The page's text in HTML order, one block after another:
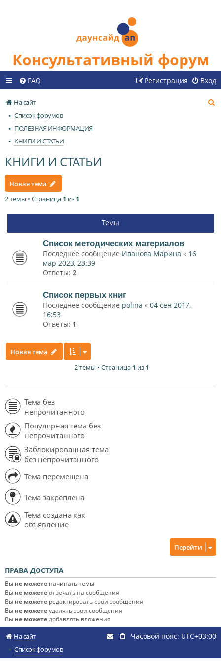
Консультативный форум
FAQ Вход
Регистрация
На сайт
Список форумов
ПОЛЕЗНАЯ ИНФОРМАЦИЯ
КНИГИ И СТАТЬИ
КНИГИ И СТАТЬИ
Новая тема
2 темы • Страница 1 из 1
Темы
Список методических материалов
Последнее сообщение Иванова Марина « 16
мар 2023, 23:39
Ответы: 2
Список первых книг
Последнее сообщение polina « 04 сен 2017,
16:53
Ответы: 1
Новая тема
2 темы • Страница 1 из 1
Тема без
непрочитанного
Популярная тема без
непрочитанного
Заблокированная тема
без непрочитанного
Тема перемещена
Тема закреплена
Тема создана как
объявление
Перейти
ПРАВА ДОСТУПА
Вы не можете начинать темы
Вы не можетеотвечать на сообщения
Вы не можете редактировать свои сообщения
Вы не можетеудалять свои сообщения
Вы не можетедобавлять вложения
На сайт
Список форумов
Часовой пояс: UTC+03:00